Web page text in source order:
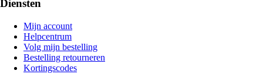
Diensten
Mijn account
Helpcentrum
Volg mijn bestelling
Bestelling retourneren
Kortingscodes